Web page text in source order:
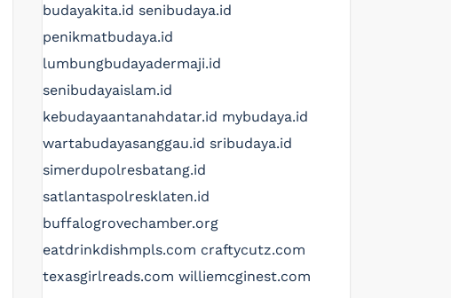
budayakita.id senibudaya.id
penikmatbudaya.id
lumbungbudayadermaji.id
senibudayaislam.id
kebudayaantanahdatar.id mybudaya.id
wartabudayasanggau.id sribudaya.id
simerdupolresbatang.id
satlantaspolresklaten.id
buffalogrovechamber.org
eatdrinkdishmpls.com craftycutz.com
texasgirlreads.com williemcginest.com